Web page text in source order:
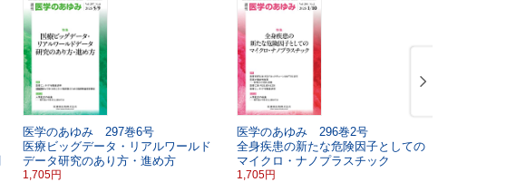
医学のあゆみ 297巻6号
医療ビッグデータ・リアルワールド
データ研究のあり方・進め方
1,705円
医学のあゆみ 296巻2号
全身疾患の新たな危険因子としての
マイクロ・ナノプラスチック
1,705円